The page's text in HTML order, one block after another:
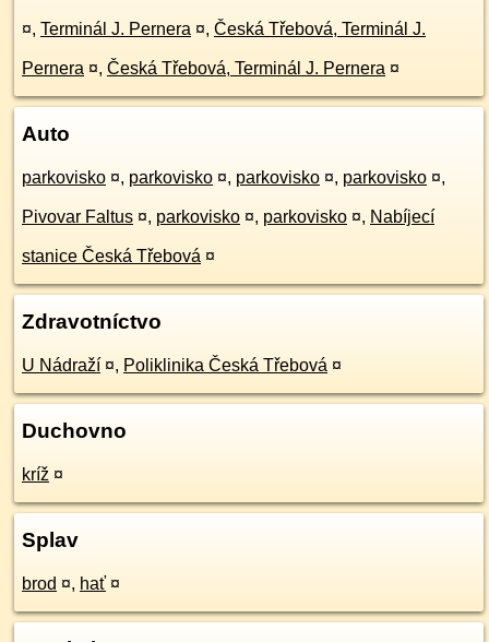
¤, Terminál J. Pernera ¤, Česká Třebová, Terminál J.
Pernera ¤, Česká Třebová, Terminál J. Pernera ¤
Auto
parkovisko ¤, parkovisko ¤, parkovisko ¤, parkovisko ¤,
Pivovar Faltus ¤, parkovisko ¤, parkovisko ¤, Nabíjecí
stanice Česká Třebová ¤
Zdravotníctvo
U Nádraží ¤, Poliklinika Česká Třebová ¤
Duchovno
kríž ¤
Splav
brod ¤, hať ¤